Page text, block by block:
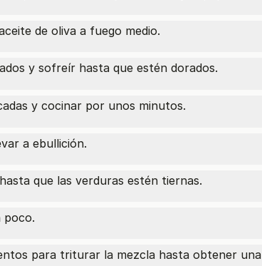
de oliva a fuego medio.
y sofreír hasta que estén dorados.
y cocinar por unos minutos.
a ebullición.
que las verduras estén tiernas.
poco.
para triturar la mezcla hasta obtener una